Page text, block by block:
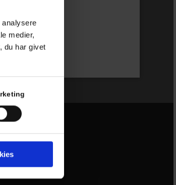
medier,
du har givet